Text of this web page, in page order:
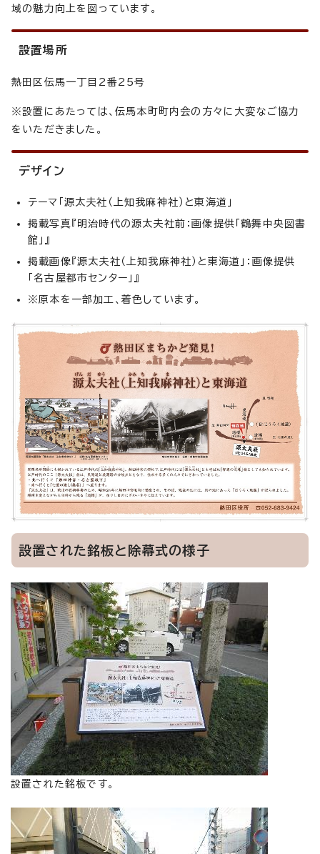
域の魅力向上を図っています。
設置場所
熱田区伝馬一丁目2番25号
※設置にあたっては、伝馬本町町内会の方々に大変なご協力
をいただきました。
デザイン
テーマ「源太夫社（上知我麻神社）と東海道」
掲載写真『明治時代の源太夫社前：画像提供「鶴舞中央図書
館」』
掲載画像『源太夫社（上知我麻神社）と東海道」：画像提供
「名古屋都市センター」』
※原本を一部加工、着色しています。
設置された銘板と除幕式の様子
設置された銘板です。